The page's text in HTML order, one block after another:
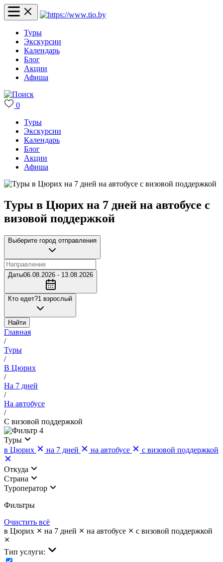
Туры
Экскурсии
Календарь
Блог
Акции
Афиша
0
Туры
Экскурсии
Календарь
Блог
Акции
Афиша
Туры в Цюрих на 7 дней на автобусе с
визовой поддержкой
Выберите город отправления
Даты06.08.2026 - 13.08.2026
Кто едет?1 взрослый
Найти
Главная
/
Туры
/
В Цюрих
/
На 7 дней
/
На автобусе
/
С визовой поддержкой
4
Туры
в Цюрих
на 7 дней на автобусе с визовой поддержкой
Откуда
Страна
Туроператор
Фильтры
Очистить всё
в Цюрих
на 7 дней на автобусе с визовой поддержкой
Тип услуги: